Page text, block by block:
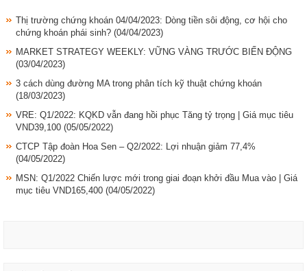
Thị trường chứng khoán 04/04/2023: Dòng tiền sôi động, cơ hội cho
chứng khoán phái sinh? (04/04/2023)
MARKET STRATEGY WEEKLY: VỮNG VÀNG TRƯỚC BIẾN ĐỘNG
(03/04/2023)
3 cách dùng đường MA trong phân tích kỹ thuật chứng khoán
(18/03/2023)
VRE: Q1/2022: KQKD vẫn đang hồi phục Tăng tỷ trọng | Giá mục tiêu
VND39,100 (05/05/2022)
CTCP Tập đoàn Hoa Sen – Q2/2022: Lợi nhuận giảm 77,4%
(04/05/2022)
MSN: Q1/2022 Chiến lược mới trong giai đoạn khởi đầu Mua vào | Giá
mục tiêu VND165,400 (04/05/2022)